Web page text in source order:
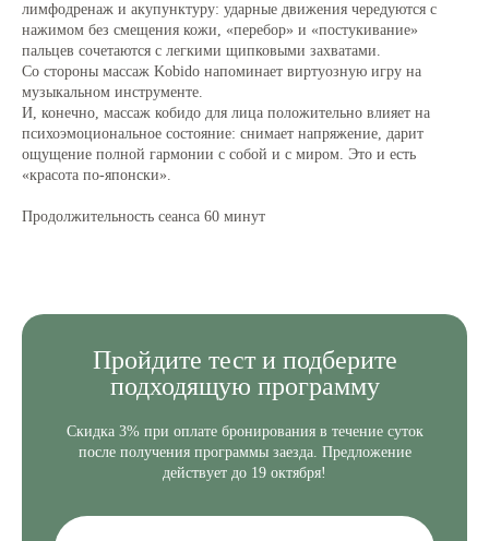
лимфодренаж и акупунктуру: ударные движения чередуются с
нажимом без смещения кожи, «перебор» и «постукивание»
пальцев сочетаются с легкими щипковыми захватами.
Со стороны массаж Kobido напоминает виртуозную игру на
музыкальном инструменте.
И, конечно, массаж кобидо для лица положительно влияет на
психоэмоциональное состояние: снимает напряжение, дарит
ощущение полной гармонии с собой и с миром. Это и есть
«красота по-японски».
Продолжительность сеанса 60 минут
Пройдите тест и подберите
подходящую программу
Скидка 3% при оплате бронирования в течение суток
после получения программы заезда. Предложение
действует до 19 октября!